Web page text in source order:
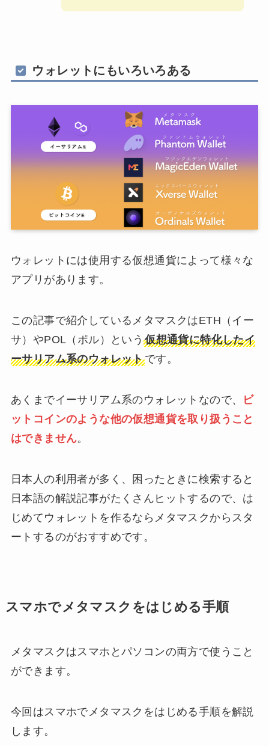
ウォレットにもいろいろある
ウォレットには使用する仮想通貨によって様々な
アプリがあります。
この記事で紹介しているメタマスクはETH（イー
サ）やPOL（ポル）という仮想通貨に特化したイ
ーサリアム系のウォレットです。
あくまでイーサリアム系のウォレットなので、
ビ
ットコインのような他の仮想通貨を取り扱うこと
はできません。
日本人の利用者が多く、困ったときに検索すると
日本語の解説記事がたくさんヒットするので、は
じめてウォレットを作るならメタマスクからスタ
ートするのがおすすめです。
スマホでメタマスクをはじめる手順
メタマスクはスマホとパソコンの両方で使うこと
ができます。
今回はスマホでメタマスクをはじめる手順を解説
します。